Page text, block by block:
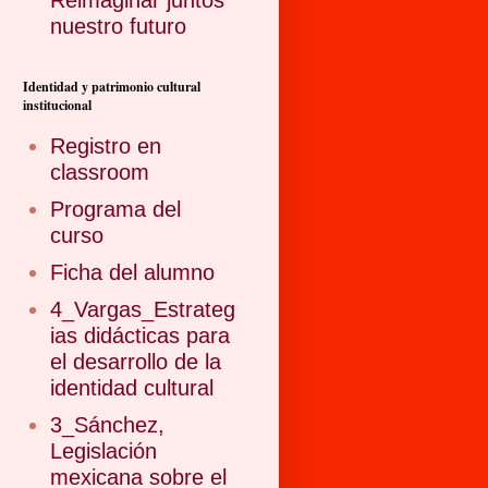
nuestro futuro
Identidad y patrimonio cultural
institucional
Registro en
classroom
Programa del
curso
Ficha del alumno
4_Vargas_Estrateg
ias didácticas para
el desarrollo de la
identidad cultural
3_Sánchez,
Legislación
mexicana sobre el